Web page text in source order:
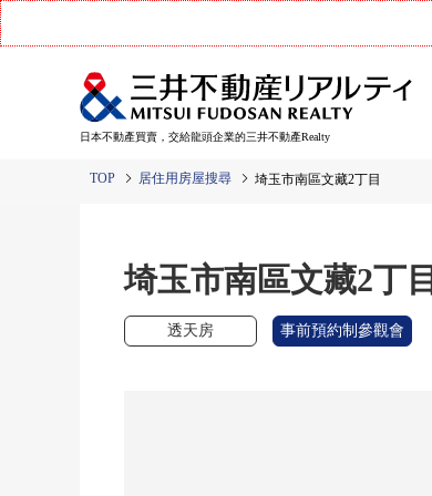
日本不動產買賣，交給龍頭企業的三井不動產Realty
TOP 居住用房屋搜尋 埼玉市南區文藏2丁目
埼玉市南區文藏2丁目
透天房 事前預約制參觀會